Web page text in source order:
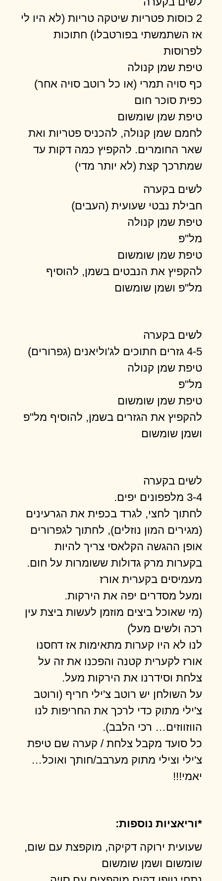
2 כוסות פטריות שיטקה טריות (לא היו לי
אז השתמשתי בפורטבלו) חתוכות
לפרוסות
טיפת שמן קנולה
כף סויה תמרי (או כל רוטב סויה אחר)
כפית סוכר חום
טיפת שמן שומשום
לחמם שמן קנולה, להכניס פטריות ואת
שאר החומרים. להקפיץ כמה דקות עד
שמתרכך קצת (לא יותר מדי)
לשים בקערה
חבילת נבטי שעועית (העבים)
טיפת שמן קנולה
מל"פ
טיפת שמן שומשום
להקפיץ את הנבטים בשמן, להוסיף
מל"פ ושמן שומשום
לשים בקערה
4-5 גזרים חתוכים לג'וליאנים (גפרורים)
טיפת שמן קנולה
מל"פ
טיפת שמן שומשום
להקפיץ את הגזרים בשמן, להוסיף מל"פ
ושמן שומשום
לשים בקערה
3-4 מלפפונים יפים.
לחתוך לחצי, לגרד בכפית את הגרעינים
(מגירים המון נוזלים), לחתוך לגפרורים
אופן ההגשה הקלאסי צריך להיות
בקערות מרק גדולות ששומרות על חום.
מעמיסים בקערית אורז
ומעל מסדרים יפה את הירקות.
(מי שאוכל ביצים מוזמן לעשות ביצת עין
רכה ולשים מעל)
לנו לא היו קערות מתאימות אז דחסנו
אורז לקערית קטנה והפכנו את זה על
צלחת וסידרנו את הירקות מעל.
על השולחן יש רוטב צ'ילי חריף (ורוטב
צ'ילי מתוק כדי לרכך את החריפות לנו
הווזווזים… רכי הלבב).
כל סועד מקבל צלחת / קערה שם טיפת
צ'ילי וצילי מתוק מערבב/חותך ואוכל…
יאמי!!!
*וריאציות נוספות:
שעועית ירוקה דקיקה, מוקפצת עם שום,
שומשום ושמן שומשום